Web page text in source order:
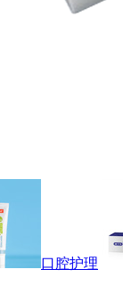
口腔护理